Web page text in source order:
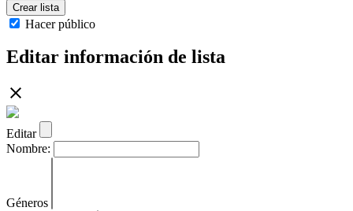
Crear lista
Hacer público
Editar información de lista
Editar
Nombre:
Géneros